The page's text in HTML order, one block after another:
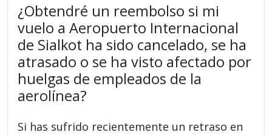
¿Obtendré un reembolso si mi
vuelo a Aeropuerto Internacional
de Sialkot ha sido cancelado, se ha
atrasado o se ha visto afectado por
huelgas de empleados de la
aerolínea?
Si has sufrido recientemente un retraso en